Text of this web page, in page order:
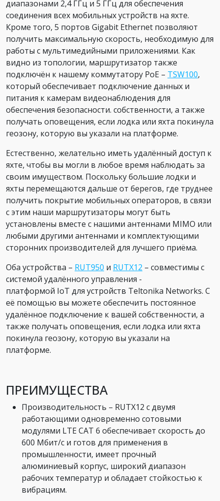
диапазонами 2,4 ГГц и 5 ГГц для обеспечения
соединения всех мобильных устройств на яхте.
Кроме того, 5 портов Gigabit Ethernet позволяют
получить максимальную скорость, необходимую для
работы с мультимедийными приложениями. Как
видно из топологии, маршрутизатор также
подключён к нашему коммутатору PoE – TSW100,
который обеспечивает подключение данных и
питания к камерам видеонаблюдения для
обеспечения безопасности. собственности, а также
получать оповещения, если лодка или яхта покинула
геозону, которую вы указали на платформе.
Естественно, желательно иметь удалённый доступ к
яхте, чтобы вы могли в любое время наблюдать за
своим имуществом. Поскольку большие лодки и
яхты перемещаются дальше от берегов, где труднее
получить покрытие мобильных операторов, в связи
с этим наши маршрутизаторы могут быть
установлены вместе с нашими антеннами MIMO или
любыми другими антеннами и комплектующими
сторонних производителей для лучшего приёма.
Оба устройства – RUT950 и RUTX12 – совместимы с
системой удалённого управления -
платформой IoT для устройств Teltonika Networks. С
её помощью вы можете обеспечить постоянное
удалённое подключение к вашей собственности, а
также получать оповещения, если лодка или яхта
покинула геозону, которую вы указали на
платформе.
ПРЕИМУЩЕСТВА
Производительность – RUTX12 с двумя
работающими одновременно сотовыми
модулями LTE CAT 6 обеспечивает скорость до
600 Мбит/с и готов для применения в
промышленности, имеет прочный
алюминиевый корпус, широкий диапазон
рабочих температур и обладает стойкостью к
вибрациям.